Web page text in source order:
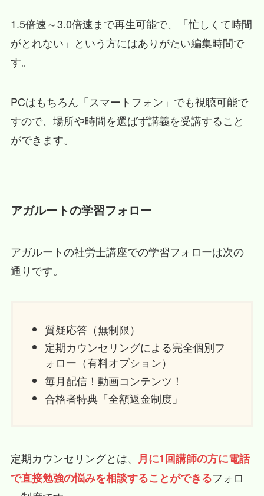
1.5倍速～3.0倍速まで再生可能で、「忙しくて時間
がとれない」という方にはありがたい編集時間で
す。
PCはもちろん「スマートフォン」でも視聴可能で
すので、場所や時間を選ばず講義を受講すること
ができます。
アガルートの学習フォロー
アガルートの社労士講座での学習フォローは次の
通りです。
質疑応答（無制限）
定期カウンセリングによる完全個別フ
ォロー（有料オプション）
毎月配信！動画コンテンツ！
合格者特典「全額返金制度」
定期カウンセリングとは、 月に1回講師の方に電話
で直接勉強の悩みを相談することができるフォロ